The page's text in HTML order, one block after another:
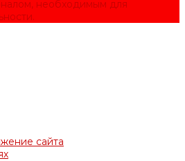
необходимым для
сайта